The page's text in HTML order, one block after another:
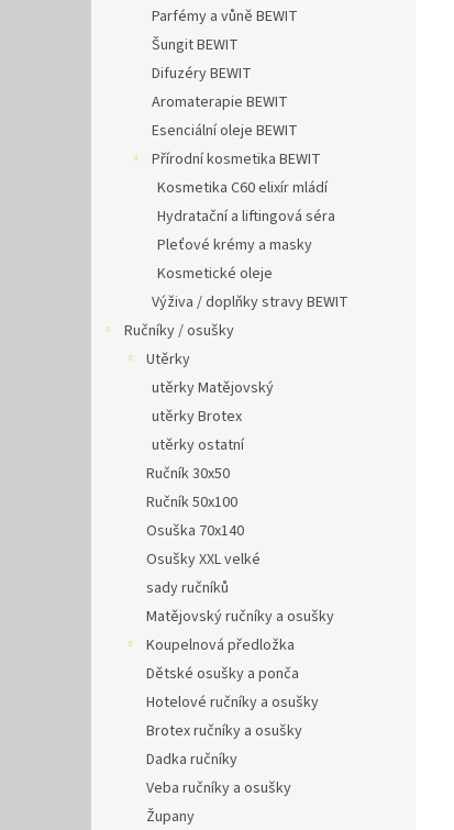
Parfémy a vůně BEWIT
Šungit BEWIT
Difuzéry BEWIT
Aromaterapie BEWIT
Esenciální oleje BEWIT
Přírodní kosmetika BEWIT
Kosmetika C60 elixír mládí
Hydratační a liftingová séra
Pleťové krémy a masky
Kosmetické oleje
Výživa / doplňky stravy BEWIT
Ručníky / osušky
Utěrky
utěrky Matějovský
utěrky Brotex
utěrky ostatní
Ručník 30x50
Ručník 50x100
Osuška 70x140
Osušky XXL velké
sady ručníků
Matějovský ručníky a osušky
Koupelnová předložka
Dětské osušky a ponča
Hotelové ručníky a osušky
Brotex ručníky a osušky
Dadka ručníky
Veba ručníky a osušky
Župany